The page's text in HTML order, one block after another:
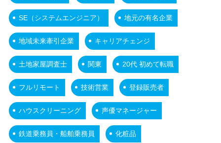
SE（システムエンジニア） 地元の有名企業
地域未来牽引企業 キャリアチェンジ
土地家屋調査士 関東 20代 初めて転職
フルリモート 技術営業 登録販売者
ハウスクリーニング 声優マネージャー
鉄道乗務員・船舶乗務員 化粧品